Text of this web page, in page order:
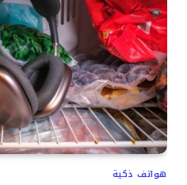
هواتف ذكية